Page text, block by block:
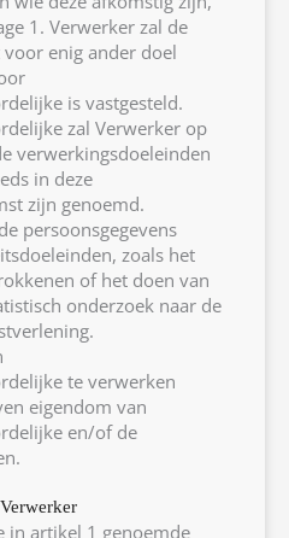
1. Verwerker zal de
enig ander doel
is vastgesteld.
zal Verwerker op
verwerkingsdoeleinden
in deze
zijn genoemd.
persoonsgegevens
zoals het
of het doen van
onderzoek naar de
te verwerken
eigendom van
en/of de
in artikel 1 genoemde